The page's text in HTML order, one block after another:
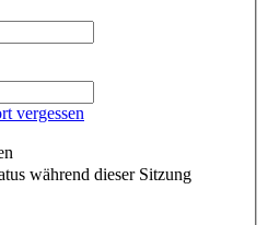
vergessen
während dieser Sitzung